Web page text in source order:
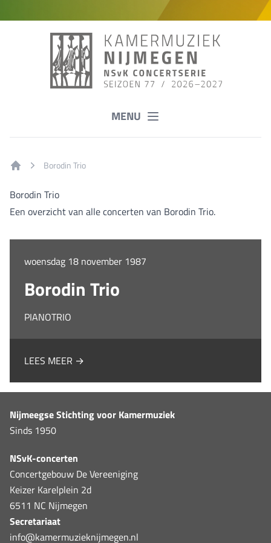
MENU
Borodin Trio
Borodin Trio
Een overzicht van alle concerten van Borodin Trio.
woensdag 18 november 1987
Borodin Trio
PIANOTRIO
LEES MEER →
Nijmeegse Stichting voor Kamermuziek
Sinds 1950
NSvK-concerten
Concertgebouw De Vereeniging
Keizer Karelplein 2d
6511 NC Nijmegen
Secretariaat
info@kamermuzieknijmegen.nl